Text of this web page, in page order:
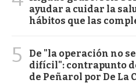
ayudar a cuidar la
hábitos que las
5
De "la operación no
difícil": contrapunto
de Peñarol por De La